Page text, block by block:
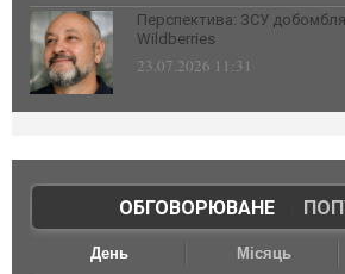
Перспектива: ЗСУ
Wildberries
23.07.2026 11:31
ОБГОВОРЮВАНЕ|
День Місяць